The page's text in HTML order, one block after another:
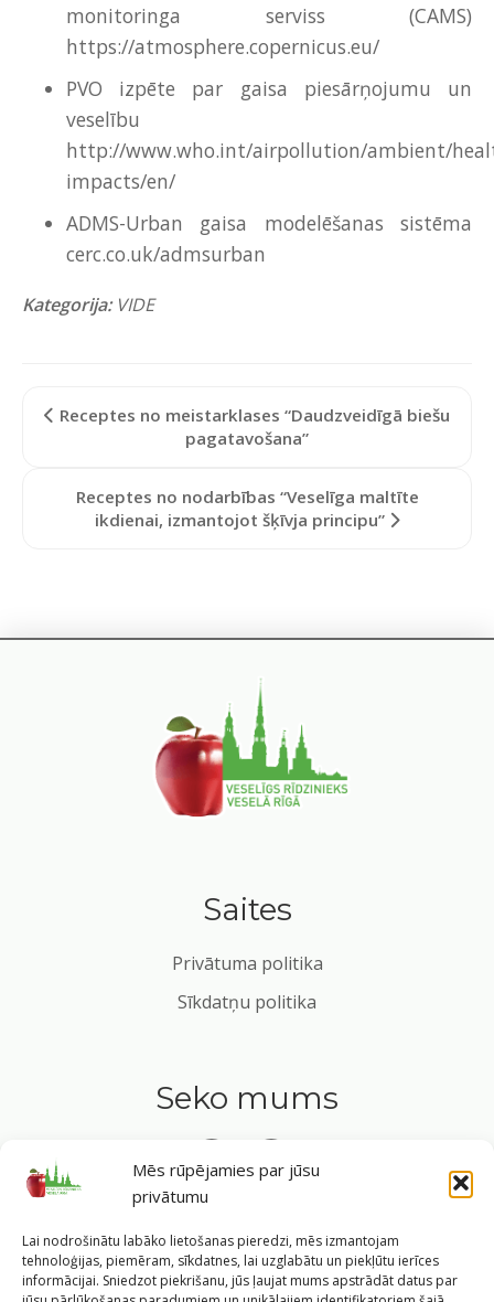
Mēs rūpējamies par jūsu
privātumu
Lai nodrošinātu labāko lietošanas pieredzi, mēs izmantojam
tehnoloģijas, piemēram, sīkdatnes, lai uzglabātu un piekļūtu ierīces
informācijai. Sniedzot piekrišanu, jūs ļaujat mums apstrādāt datus par
monitoringa serviss (CAMS)
https://atmosphere.copernicus.eu/
PVO izpēte par gaisa piesārņojumu un
veselību
http://www.who.int/airpollution/ambient/
impacts/en/
ADMS-Urban gaisa modelēšanas sistēma
cerc.co.uk/admsurban
Kategorija: VIDE
Receptes no meistarklases “Daudzveidīgā biešu
pagatavošana”
Receptes no nodarbības “Veselīga maltīte
ikdienai, izmantojot šķīvja principu”
Saites
Privātuma politika
Sīkdatņu politika
Seko mums